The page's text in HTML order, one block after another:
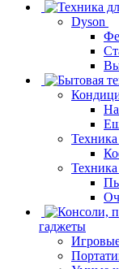
Dyson
гаджеты